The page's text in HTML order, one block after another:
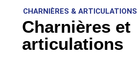
CHARNIÈRES & ARTICULATIONS
Charnières et
articulations